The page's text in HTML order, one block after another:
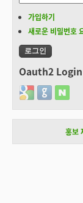
가입하기
새로운 비밀번호
Oauth2
Login with Google
Login with
Login
홍보